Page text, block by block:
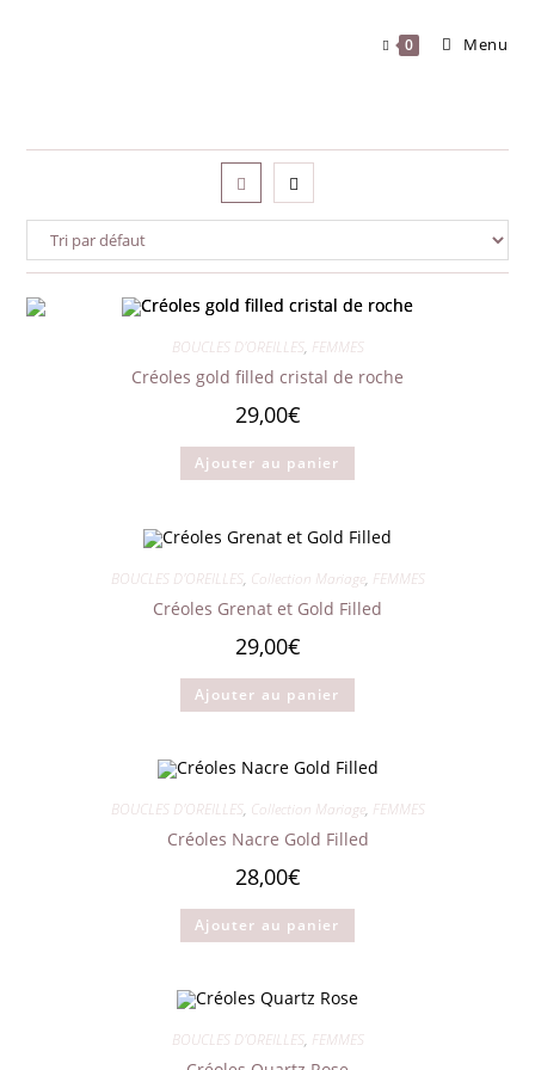
0 Menu
BOUCLES D'OREILLES, FEMMES
Créoles gold filled cristal de roche
29,00€
Ajouter au panier
BOUCLES D'OREILLES, Collection Mariage, FEMMES
Créoles Grenat et Gold Filled
29,00€
Ajouter au panier
BOUCLES D'OREILLES, Collection Mariage, FEMMES
Créoles Nacre Gold Filled
28,00€
Ajouter au panier
BOUCLES D'OREILLES, FEMMES